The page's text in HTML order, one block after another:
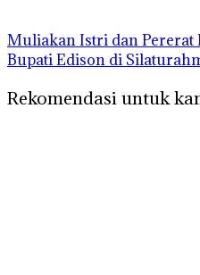
Muliakan Istri dan Pererat
Bupati Edison di
Rekomendasi untuk